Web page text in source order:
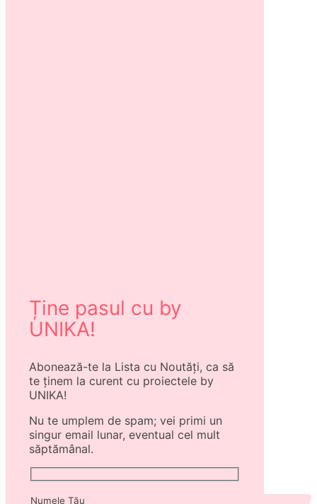
Ține pasul cu by
UNIKA!
Abonează-te la Lista cu Noutăți, ca să
te ținem la curent cu proiectele by
UNIKA!
Nu te umplem de spam; vei primi un
singur email lunar, eventual cel mult
săptămânal.